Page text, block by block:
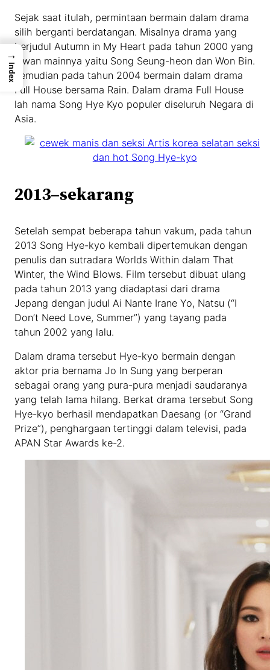
Sejak saat itulah, permintaan bermain dalam drama
silih berganti berdatangan. Misalnya drama yang
berjudul Autumn in My Heart pada tahun 2000 yang
lawan mainnya yaitu Song Seung-heon dan Won Bin.
Kemudian pada tahun 2004 bermain dalam drama
Full House bersama Rain. Dalam drama Full House
lah nama Song Hye Kyo populer diseluruh Negara di
Asia.
2013–sekarang
Setelah sempat beberapa tahun vakum, pada tahun
2013 Song Hye-kyo kembali dipertemukan dengan
penulis dan sutradara Worlds Within dalam That
Winter, the Wind Blows. Film tersebut dibuat ulang
pada tahun 2013 yang diadaptasi dari drama
Jepang dengan judul Ai Nante Irane Yo, Natsu (“I
Don’t Need Love, Summer”) yang tayang pada
tahun 2002 yang lalu.
Dalam drama tersebut Hye-kyo bermain dengan
aktor pria bernama Jo In Sung yang berperan
sebagai orang yang pura-pura menjadi saudaranya
yang telah lama hilang. Berkat drama tersebut Song
Hye-kyo berhasil mendapatkan Daesang (or “Grand
Prize”), penghargaan tertinggi dalam televisi, pada
APAN Star Awards ke-2.
→
Index